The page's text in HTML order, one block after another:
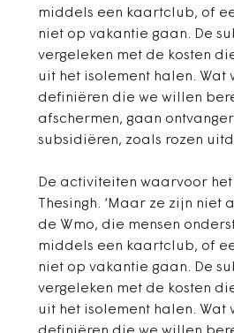
middels een kaartclub, of
niet op vakantie gaan. De
vergeleken met de kosten
uit het isolement halen.
definiëren die we willen
afschermen, gaan
subsidiëren, zoals rozen
De activiteiten waarvoor
Thesingh. ‘Maar ze zijn
de Wmo, die mensen
middels een kaartclub, of
niet op vakantie gaan. De
vergeleken met de kosten
uit het isolement halen.